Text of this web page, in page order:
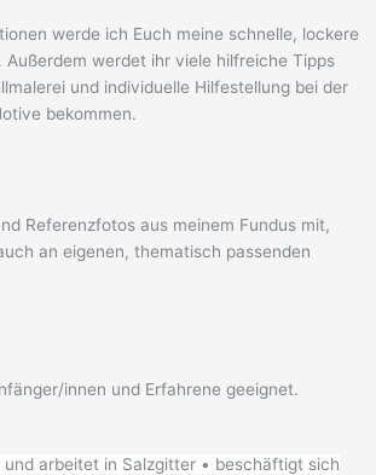
werde ich Euch meine schnelle, lockere
Außerdem werdet ihr viele hilfreiche Tipps
und individuelle Hilfestellung bei der
bekommen.
Referenzfotos aus meinem Fundus mit,
an eigenen, thematisch passenden
innen und Erfahrene geeignet.
und arbeitet in Salzgitter • beschäftigt sich